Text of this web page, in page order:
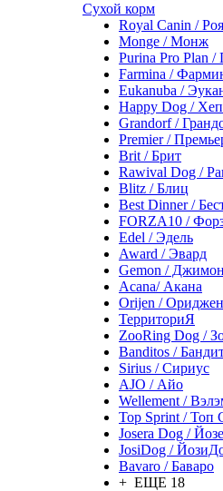
Сухой корм
Royal Canin /
Monge / Монж
Purina Pro Plan
Farmina /
Eukanuba /
Happy Dog /
Grandorf /
Premier /
Brit / Брит
Rawival Dog /
Blitz / Блиц
Best Dinner /
FORZA10 /
Edel / Эдель
Award / Эвард
Gemon / Джимон
Acana/ Акана
Orijen / Ориджен
ТерриториЯ
ZooRing Dog /
Banditos /
Sirius / Сириус
AJO / Айо
Wellement /
Top Sprint / Топ
Josera Dog /
JosiDog /
Bavaro / Баваро
+ ЕЩЕ 18